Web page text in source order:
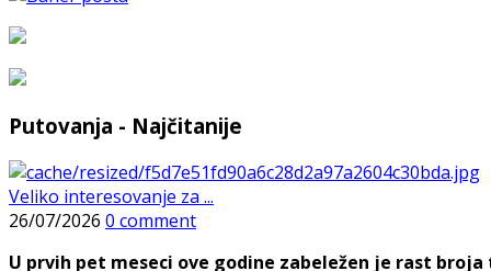
Putovanja - Najčitanije
Veliko interesovanje za ...
26/07/2026 0 comment
U prvih pet meseci ove godine zabeležen je rast